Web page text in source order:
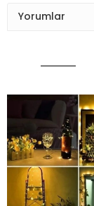
Yorumlar